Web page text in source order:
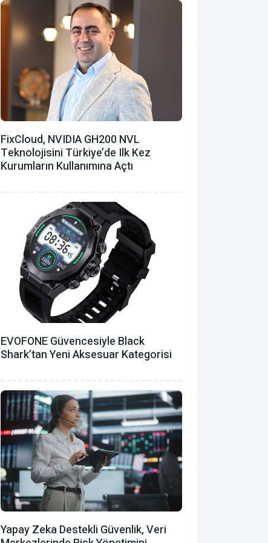
FixCloud, NVIDIA GH200 NVL
Teknolojisini Türkiye’de Ilk Kez
Kurumların Kullanımına Açtı
EVOFONE Güvencesiyle Black
Shark’tan Yeni Aksesuar Kategorisi
Yapay Zeka Destekli Güvenlik, Veri